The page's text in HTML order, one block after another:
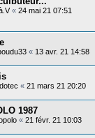
« 24 mai 21 07:51
« 13 avr. 21 14:58
« 21 mars 21 20:20
1987
« 21 févr. 21 10:03